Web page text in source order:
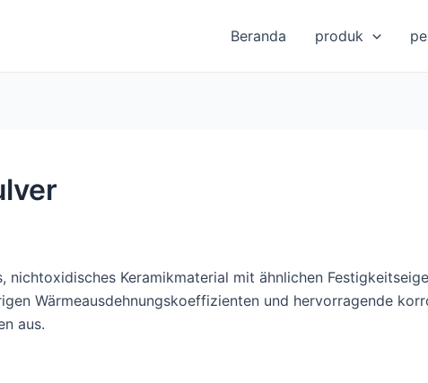
Beranda produk
Keramikmaterial mit ähnlichen
Wärmeausdehnungskoeffizienten und hervorragende
aus.